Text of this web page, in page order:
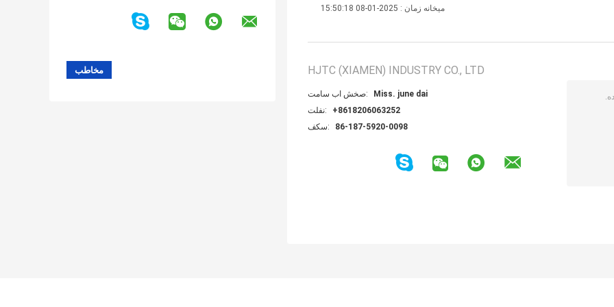
میخانه زمان : 2025-01-08 15:50:18
HJTC (XIAMEN) INDUSTRY CO., LTD
تماس با شخص:
Miss. june dai
تلفن:
+8618206063252
فکس:
86-187-5920-0098